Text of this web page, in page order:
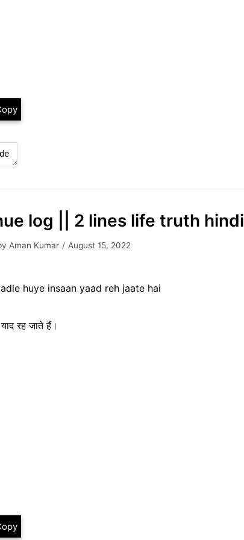
log || 2 lines life truth hindi
Aman Kumar August 15, 2022
huye insaan yaad reh jaate hai
रह जाते हैं।